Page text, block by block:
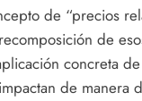
de “precios
de
concreta
de